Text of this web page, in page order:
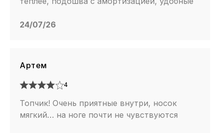
24/07/26
Артем
4
Топчик! Очень приятные внутри, носок
мягкий… на ноге почти не чувствуются